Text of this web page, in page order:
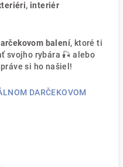
interiér
balení, ktoré ti
svojho rybára 🎣 alebo
práve si ho našiel!
DARČEKOVOM